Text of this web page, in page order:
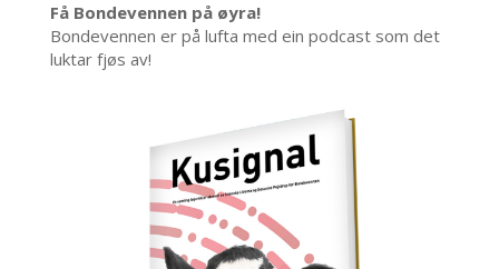
Få Bondevennen på øyra!
Bondevennen er på lufta med ein podcast som det
luktar fjøs av!